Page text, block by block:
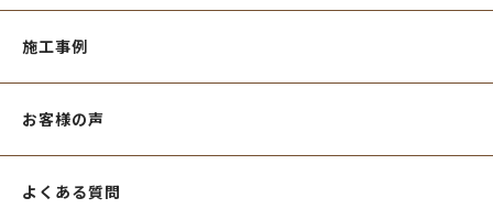
施工事例
お客様の声
よくある質問